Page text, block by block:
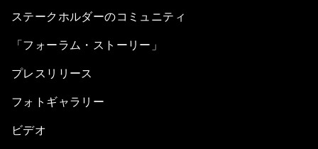
ステークホルダーのコミュニティ
「フォーラム・ストーリー」
プレスリリース
フォトギャラリー
ビデオ